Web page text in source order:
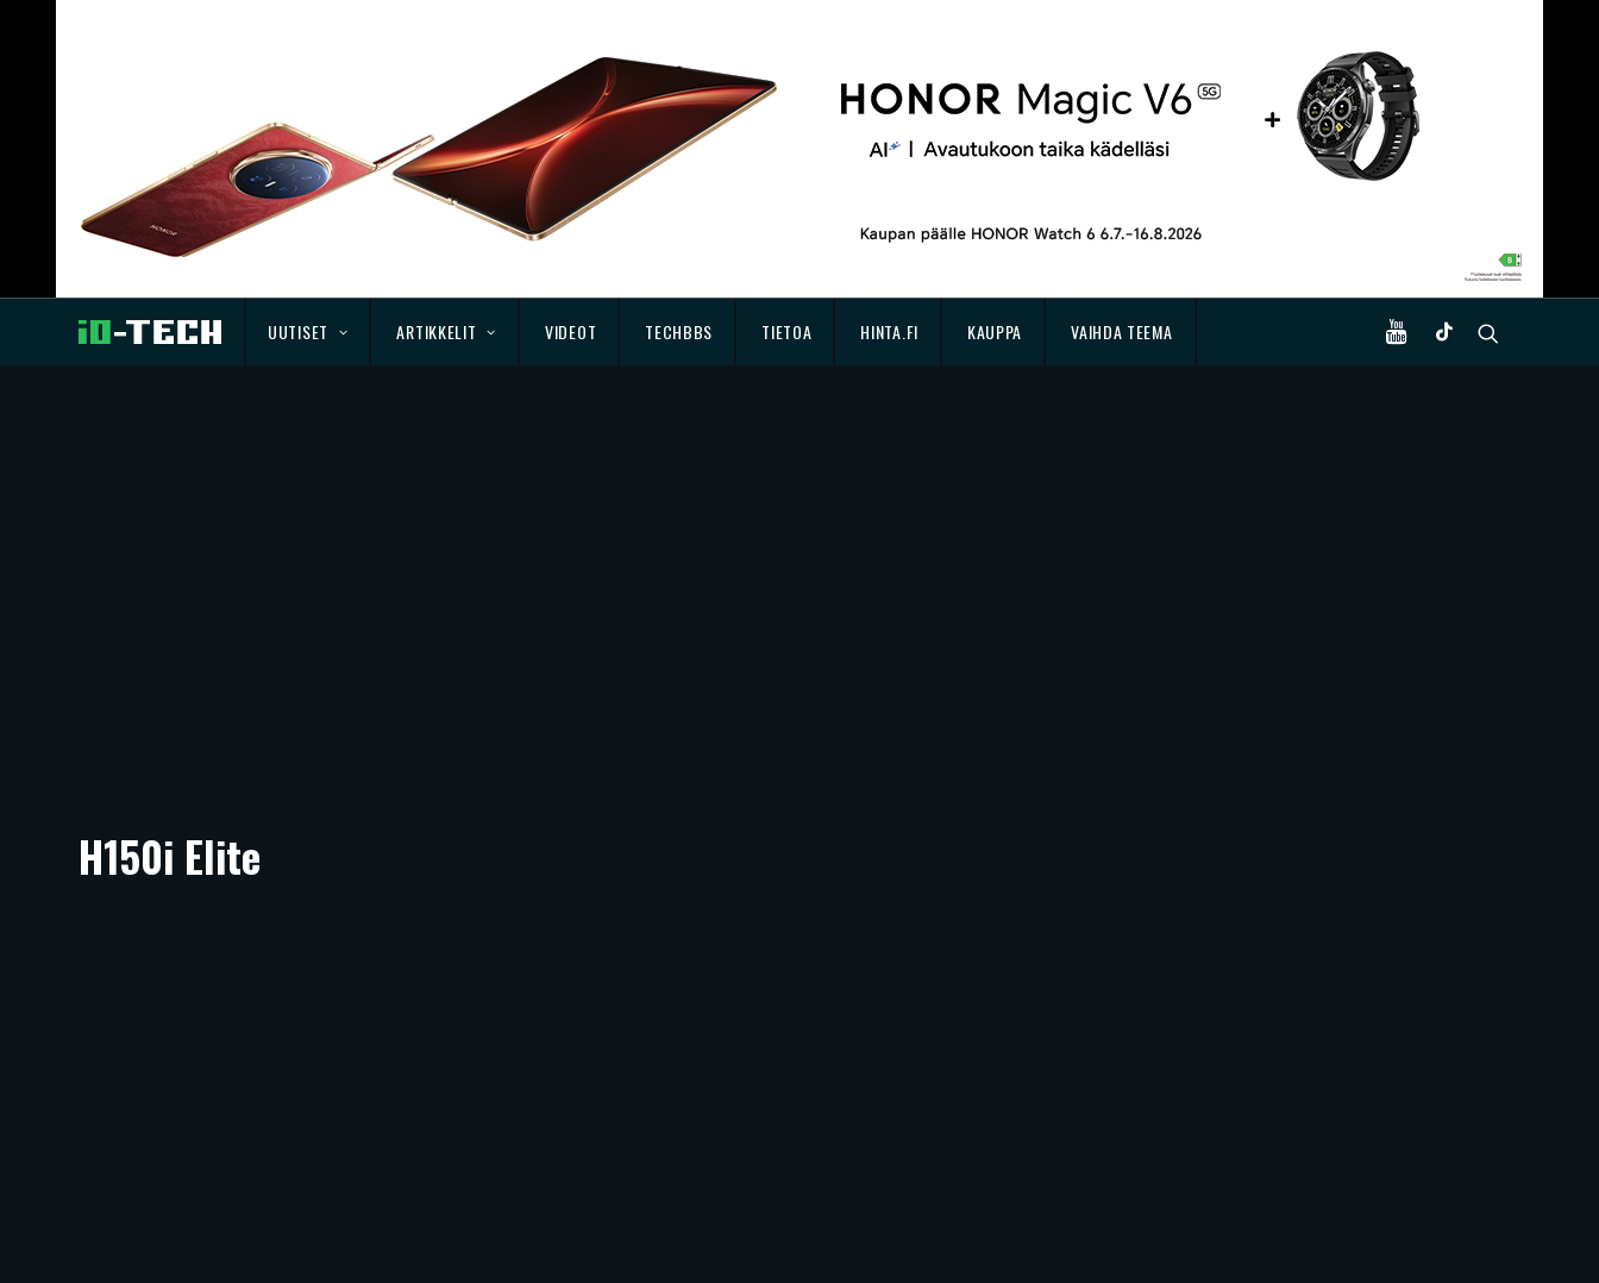
UUTISET ARTIKKELIT VIDEOT TECHBBS TIETOA HINTA.FI KAUPPA VAIHDA TEEMA
H150i Elite